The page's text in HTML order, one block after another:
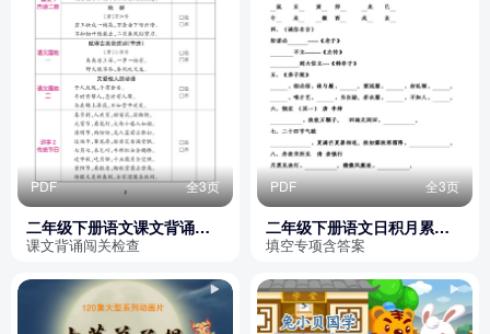
PDF 全3页
二年级下册语文课文背诵闯
关表（人教版）
课文背诵闯关检查
PDF 全3页
二年级下册语文日积月累填
空专项训练（含答案）
填空专项含答案